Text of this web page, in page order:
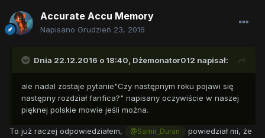
Accurate Accu Memory
Napisano Grudzień 23, 2016
Dnia 22.12.2016 o 18:40, Dżemonator012 napisał:
ale nadal zostaje pytanie"Czy następnym roku pojawi się
następny rozdział fanfica?" napisany oczywiście w naszej
pięknej polskie mowie jeśli można.
To już raczej odpowiedziałem, @Samir_Duran
powiedział mi, że